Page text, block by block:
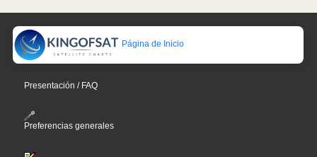
Página de Inicio
Presentación / FAQ
Preferencias generales